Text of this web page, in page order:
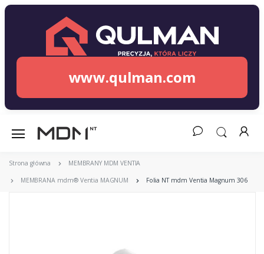
www.qulman.com
Strona główna MEMBRANY MDM VENTIA
MEMBRANA mdm® Ventia MAGNUM Folia NT mdm Ventia Magnum 306